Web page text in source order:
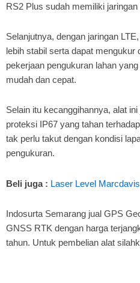
RS2 Plus sudah memiliki
Selanjutnya, dengan jaringan
lebih stabil serta dapat mengukur
pekerjaan pengukuran lahan
mudah dan cepat.
Selain itu kecanggihannya, alat
proteksi IP67 yang tahan
tak perlu takut dengan kondisi
pengukuran.
Beli juga : Laser Level Marcdavis
Indosurta Semarang jual GPS
GNSS RTK dengan harga
tahun. Untuk pembelian alat